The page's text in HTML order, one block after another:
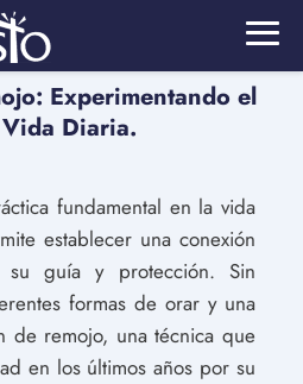
Experimentando el
Diaria.
fundamental en la vida
establecer una conexión
guía y protección. Sin
formas de orar y una
de remojo, una técnica que
en los últimos años por su